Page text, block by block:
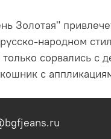
Золотая"
народном
сорвались
с